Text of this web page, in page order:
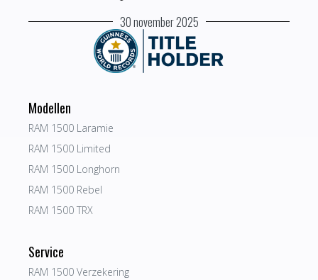
30 november 2025
Modellen
RAM 1500 Laramie
RAM 1500 Limited
RAM 1500 Longhorn
RAM 1500 Rebel
RAM 1500 TRX
Service
RAM 1500 Verzekering